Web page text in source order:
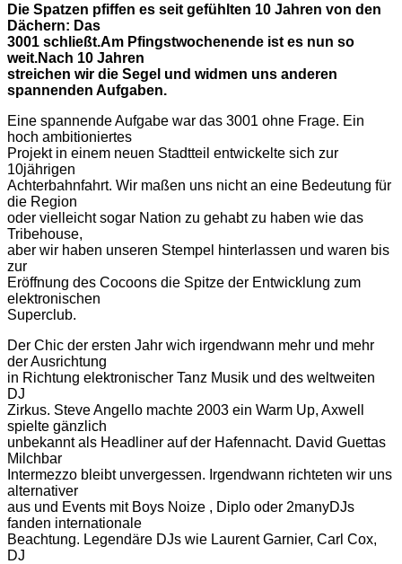
Die Spatzen pfiffen es seit gefühlten 10 Jahren von den
Dächern: Das
3001 schließt.Am Pfingstwochenende ist es nun so
weit.Nach 10 Jahren
streichen wir die Segel und widmen uns anderen
spannenden Aufgaben.
Eine spannende Aufgabe war das 3001 ohne Frage. Ein
hoch ambitioniertes
Projekt in einem neuen Stadtteil entwickelte sich zur
10jährigen
Achterbahnfahrt. Wir maßen uns nicht an eine Bedeutung für
die Region
oder vielleicht sogar Nation zu gehabt zu haben wie das
Tribehouse,
aber wir haben unseren Stempel hinterlassen und waren bis
zur
Eröffnung des Cocoons die Spitze der Entwicklung zum
elektronischen
Superclub.
Der Chic der ersten Jahr wich irgendwann mehr und mehr
der Ausrichtung
in Richtung elektronischer Tanz Musik und des weltweiten
DJ
Zirkus. Steve Angello machte 2003 ein Warm Up, Axwell
spielte gänzlich
unbekannt als Headliner auf der Hafennacht. David Guettas
Milchbar
Intermezzo bleibt unvergessen. Irgendwann richteten wir uns
alternativer
aus und Events mit Boys Noize , Diplo oder 2manyDJs
fanden internationale
Beachtung. Legendäre DJs wie Laurent Garnier, Carl Cox,
DJ